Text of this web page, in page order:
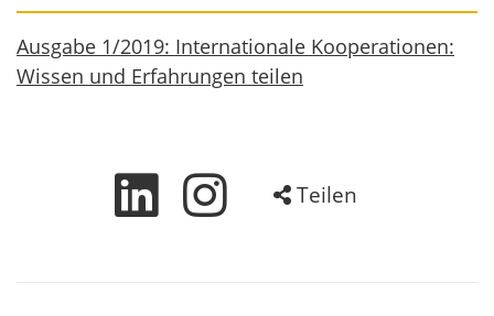
Ausgabe 1/2019: Internationale Kooperationen:
Wissen und Erfahrungen teilen
Teilen